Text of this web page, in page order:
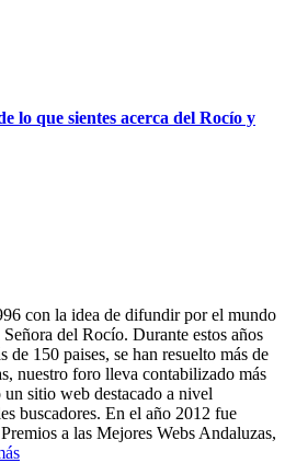
lo que sientes acerca del Rocío y
con la idea de difundir por el mundo
del Rocío. Durante estos años
de 150 paises, se han resuelto más de
nuestro foro lleva contabilizado más
sitio web destacado a nivel
buscadores. En el año 2012 fue
a las Mejores Webs Andaluzas,